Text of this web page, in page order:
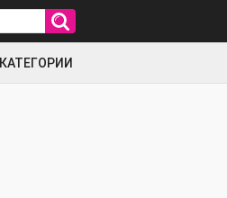
КАТЕГОРИИ